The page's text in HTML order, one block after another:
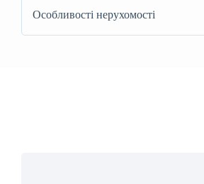
Особливості нерухомості